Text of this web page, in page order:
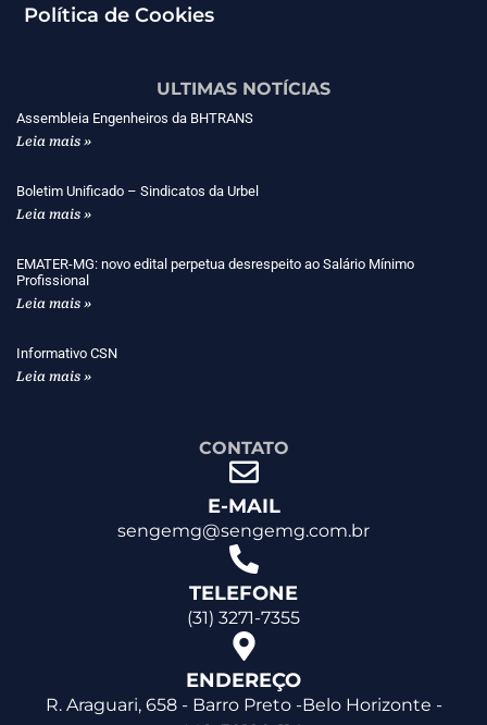
Política de Cookies
ULTIMAS NOTÍCIAS
Assembleia Engenheiros da BHTRANS
Leia mais »
Boletim Unificado – Sindicatos da Urbel
Leia mais »
EMATER-MG: novo edital perpetua desrespeito ao Salário Mínimo
Profissional
Leia mais »
Informativo CSN
Leia mais »
CONTATO
E-MAIL
sengemg@sengemg.com.br
TELEFONE
(31) 3271-7355
ENDEREÇO
R. Araguari, 658 - Barro Preto -Belo Horizonte -